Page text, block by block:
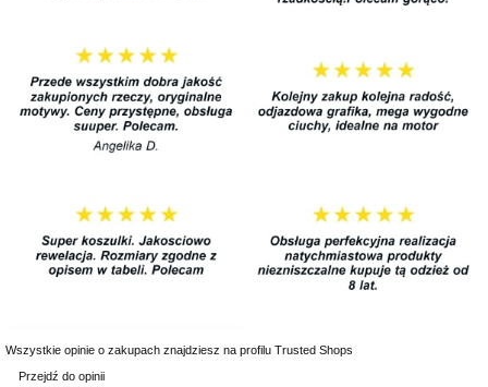
Wszystkie opinie o zakupach znajdziesz na profilu Trusted Shops
Przejdź do opinii